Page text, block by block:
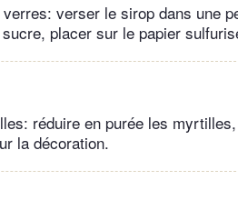
verser le sirop dans une
placer sur le papier
réduire en purée les
la décoration.